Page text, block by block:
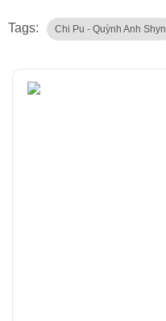
Tags: Chi Pu - Quỳnh Anh Shyn